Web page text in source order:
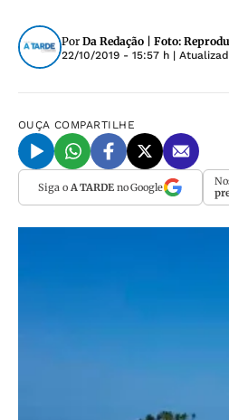
Por Da Redação | Foto:
22/10/2019 - 15:57 h |
OUÇA COMPARTILHE
Siga o A TARDEno Google